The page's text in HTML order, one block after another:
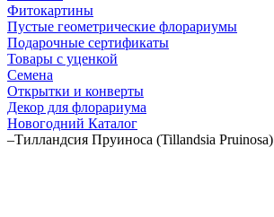
Фитокартины
Пустые геометрические флорариумы
Подарочные сертификаты
Товары с уценкой
Семена
Открытки и конверты
Декор для флорариума
Новогодний Каталог
–Тилландсия Пруиноса (Tillandsia Pruinosa)